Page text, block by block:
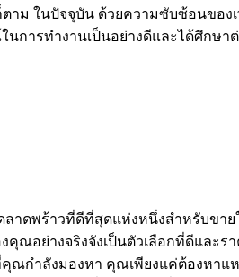
ตาม ในปัจจุบัน ด้วยความซับซ้อนของ
การทำงานเป็นอย่างดีและได้ศึกษา
ลาดพร้าวที่ดีที่สุดแห่งหนึ่งสำหรับขา
อย่างจริงจังเป็นตัวเลือกที่ดีและร
ณกำลังมองหา คุณเพียงแค่ต้องหาแ